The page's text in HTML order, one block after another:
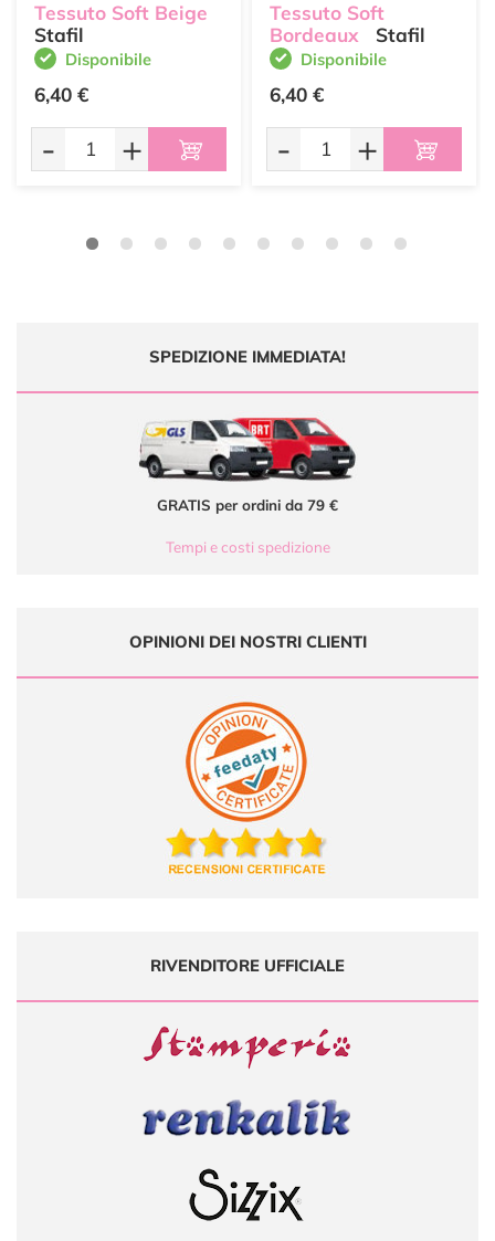
Tessuto Soft Beige
Stafil
Disponibile
6,40 €
- +
Tessuto Soft
Bordeaux
Stafil
Disponibile
6,40 €
- +
SPEDIZIONE IMMEDIATA!
GRATIS per ordini da 79 €
Tempi e costi spedizione
OPINIONI DEI NOSTRI CLIENTI
RIVENDITORE UFFICIALE